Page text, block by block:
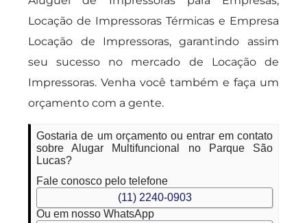
Locação de Impressoras Térmicas e Empresa
Locação de Impressoras, garantindo assim
seu sucesso no mercado de Locação de
Impressoras. Venha você também e faça um
orçamento com a gente.
Gostaria de um orçamento ou entrar em contato
sobre Alugar Multifuncional no Parque São
Lucas?
Fale conosco pelo telefone
(11) 2240-0903
Ou em nosso WhatsApp